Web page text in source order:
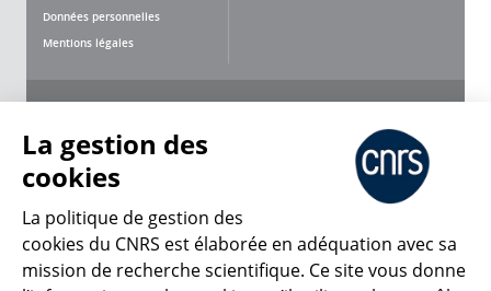
Données personnelles
Mentions légales
CNRS Le Mag
La gestion des
cookies
La politique de gestion des
cookies du CNRS est élaborée en adéquation avec sa
mission de recherche scientifique. Ce site vous donne